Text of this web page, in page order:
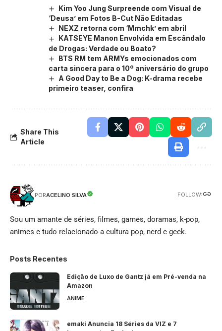
Kim Yoo Jung Surpreende com Visual de
‘Deusa’ em Fotos B-Cut Não Editadas
NEXZ retorna com ‘Mmchk’ em abril
KATSEYE Manon Envolvida em Escândalo
de Drogas: Verdade ou Boato?
BTS RM tem ARMYs emocionados com
carta sincera para o 10º aniversário do grupo
A Good Day to Be a Dog: K-drama recebe
primeiro teaser, confira
Share This
Article
PORACELINO SILVA FOLLOW:
Sou um amante de séries, filmes, games, doramas, k-pop,
animes e tudo relacionado a cultura pop, nerd e geek.
Posts Recentes
Edição de Luxo de Gantz já em Pré-venda na
Amazon
ANIME
emaki Anuncia 18 Séries da VIZ e 7